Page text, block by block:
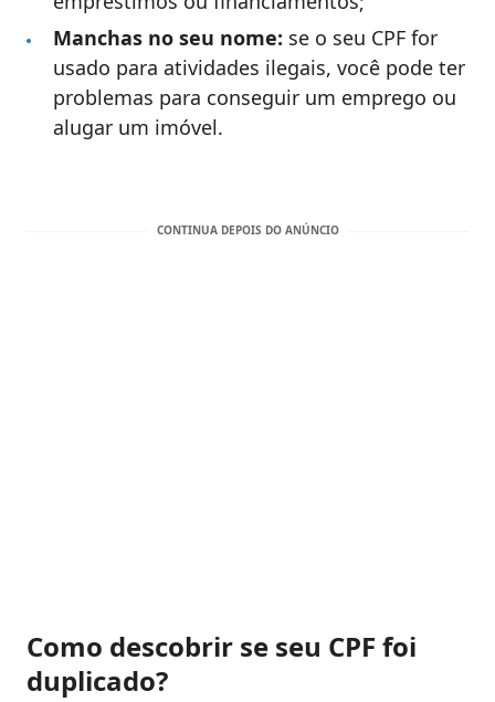
Manchas no seu nome: se o seu CPF for
usado para atividades ilegais, você pode ter
problemas para conseguir um emprego ou
alugar um imóvel.
Como descobrir se seu CPF foi
duplicado?